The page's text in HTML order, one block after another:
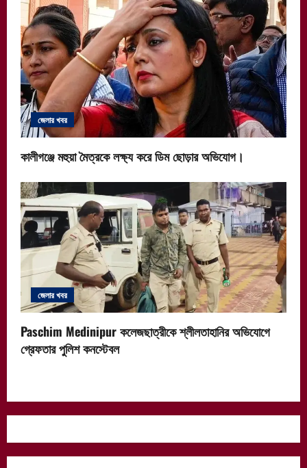
জেলার খবর
কালীগঞ্জে মহুয়া মৈত্রকে লক্ষ্য করে ডিম ছোড়ার অভিযোগ।
জেলার খবর
Paschim Medinipur কলেজছাত্রীকে শ্লীলতাহানির অভিযোগে
গ্রেফতার পুলিশ কনস্টেবল